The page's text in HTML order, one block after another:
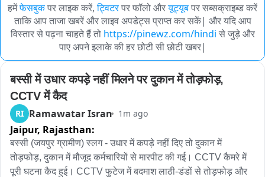
हमेंफेसबुकपर लाइक करें, ट्विटरपर फॉलो औरयूट्यूबपर सब्सक्राइब्ड करें
ताकि आप ताजा खबरें और लाइव अपडेट्स प्राप्त कर सकें| और यदि आप
विस्तार से पढ़ना चाहते हैं तो https://pinewz.com/hindi से जुड़े और
पाए अपने इलाके की हर छोटी सी छोटी खबर|
बस्सी में उधार कपड़े नहीं मिलने पर दुकान में तोड़फोड़,
CCTV में कैद
RI Ramawatar Isran 1m ago
Jaipur, Rajasthan:
बस्सी (जयपुर ग्रामीण) स्लग - उधार में कपड़े नहीं दिए तो दुकान में
तोड़फोड़, दुकान में मौजूद कर्मचारियों से मारपीट की गई। CCTV कैमरे में
पूरी घटना कैद हुई। CCTV फुटेज में बदमाश लाठी-डंडों से तोड़फोड़ और